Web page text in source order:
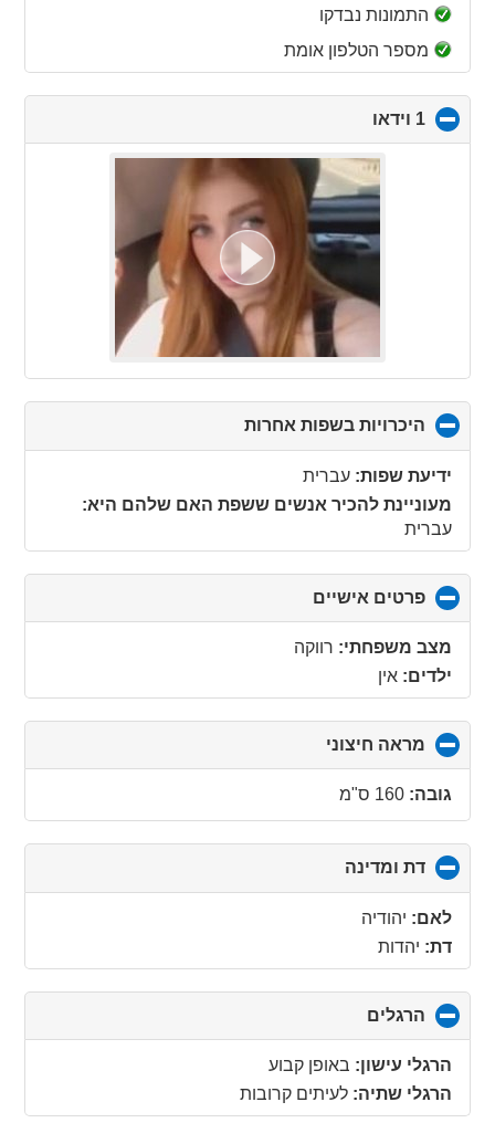
התמונות נבדקו
מספר הטלפון אומת
1 וידאו
to
collapse
contents
היכרויות בשפות אחרות
to
ידיעת שפות: עברית
מעוניינת להכיר אנשים ששפת האם שלהם היא:
עברית
פרטים אישיים
to
collapse
מצב משפחתי: רווקה
ילדים: אין
מראה חיצוני
to
גובה: 160 ס"מ
דת ומדינה
to
לאם: יהודיה
דת: יהדות
הרגלים
to
collapse
contents
הרגלי עישון: באופן קבוע
הרגלי שתיה: לעיתים קרובות